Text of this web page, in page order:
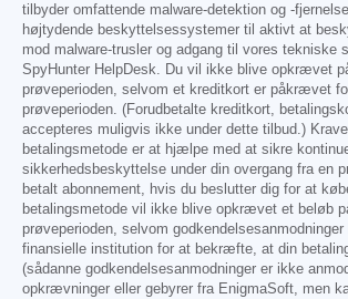
tilbyder omfattende malware-detektion og -
højtydende beskyttelsessystemer til aktivt at
mod malware-trusler og adgang til vores tekniske
SpyHunter HelpDesk. Du vil ikke blive opkrævet
prøveperioden, selvom et kreditkort er påkrævet
prøveperioden. (Forudbetalte kreditkort,
accepteres muligvis ikke under dette tilbud.)
betalingsmetode er at hjælpe med at sikre
sikkerhedsbeskyttelse under din overgang fra en
betalt abonnement, hvis du beslutter dig for at
betalingsmetode vil ikke blive opkrævet et beløb
prøveperioden, selvom
finansielle institution for at bekræfte, at din
(sådanne godkendelsesanmodninger er ikke
opkrævninger eller gebyrer fra EnigmaSoft, men